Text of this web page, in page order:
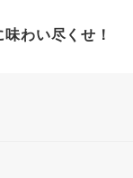
わい尽くせ！